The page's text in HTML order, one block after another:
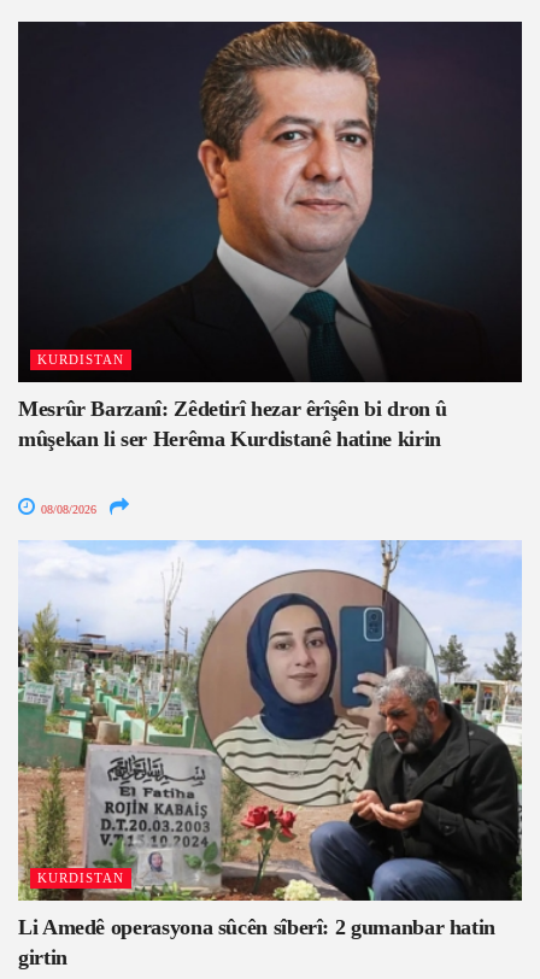
KURDISTAN
Mesrûr Barzanî: Zêdetirî hezar êrîşên bi dron û
mûşekan li ser Herêma Kurdistanê hatine kirin
08/08/2026
KURDISTAN
Li Amedê operasyona sûcên sîberî: 2 gumanbar hatin
girtin